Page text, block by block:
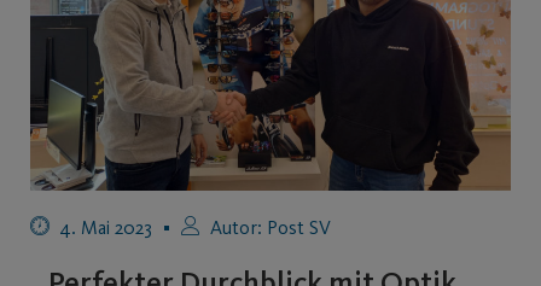
4. Mai 2023 Autor: Post SV